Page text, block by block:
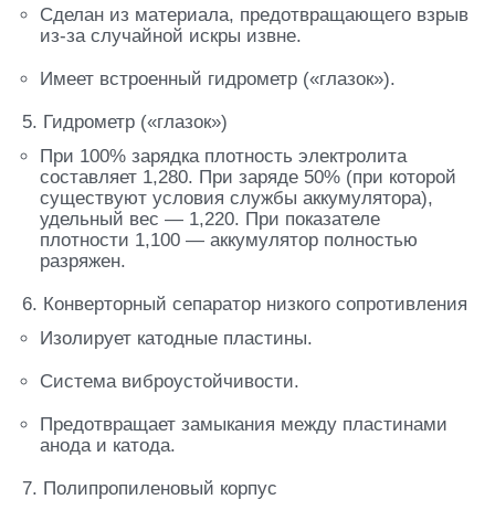
Сделан из материала, предотвращающего взрыв
из-за случайной искры извне.
Имеет встроенный гидрометр («глазок»).
5. Гидрометр («глазок»)
При 100% зарядка плотность электролита
составляет 1,280. При заряде 50% (при которой
существуют условия службы аккумулятора),
удельный вес — 1,220. При показателе
плотности 1,100 — аккумулятор полностью
разряжен.
6. Конверторный сепаратор низкого сопротивления
Изолирует катодные пластины.
Система виброустойчивости.
Предотвращает замыкания между пластинами
анода и катода.
7. Полипропиленовый корпус